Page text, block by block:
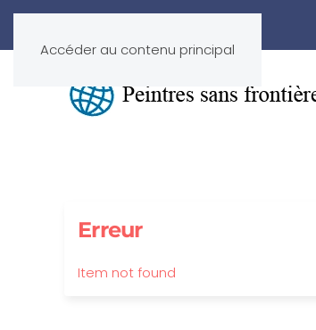
Accéder au contenu principal
Erreur
Item not found